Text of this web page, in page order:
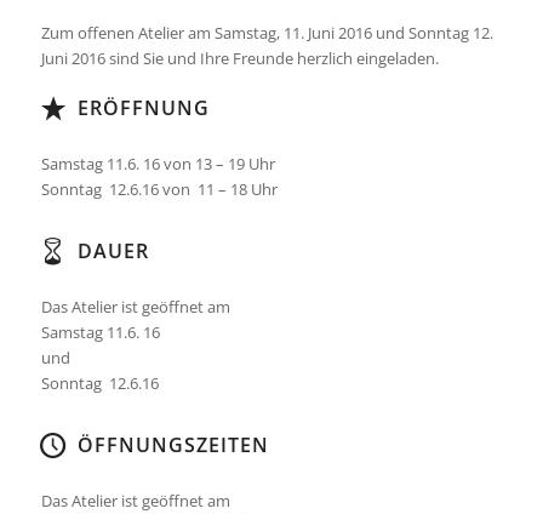
Zum offenen Atelier am Samstag, 11. Juni 2016 und Sonntag 12.
Juni 2016 sind Sie und Ihre Freunde herzlich eingeladen.
ERÖFFNUNG
Samstag 11.6. 16 von 13 – 19 Uhr
Sonntag 12.6.16 von 11 – 18 Uhr
DAUER
Das Atelier ist geöffnet am
Samstag 11.6. 16
und
Sonntag 12.6.16
ÖFFNUNGSZEITEN
Das Atelier ist geöffnet am